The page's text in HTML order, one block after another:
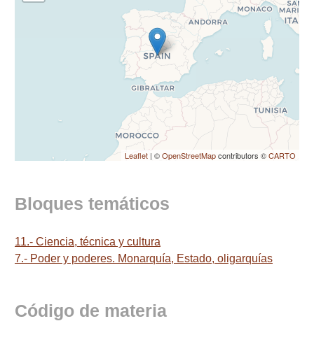
Leaflet | ©OpenStreetMapcontributors ©CARTO
Bloques temáticos
11.- Ciencia, técnica y cultura
7.- Poder y poderes. Monarquía, Estado, oligarquías
Código de materia